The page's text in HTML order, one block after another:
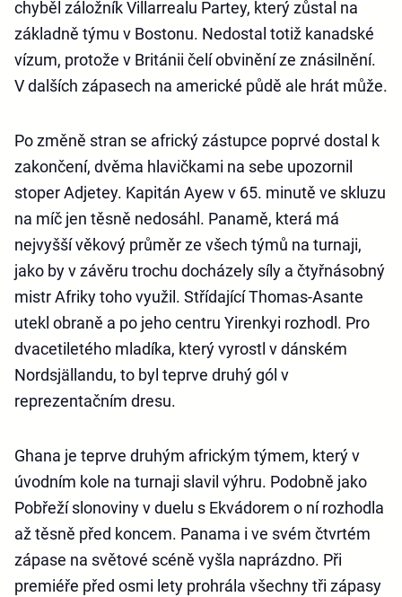
chyběl záložník Villarrealu Partey, který zůstal na
základně týmu v Bostonu. Nedostal totiž kanadské
vízum, protože v Británii čelí obvinění ze znásilnění.
V dalších zápasech na americké půdě ale hrát může.
Po změně stran se africký zástupce poprvé dostal k
zakončení, dvěma hlavičkami na sebe upozornil
stoper Adjetey. Kapitán Ayew v 65. minutě ve skluzu
na míč jen těsně nedosáhl. Panamě, která má
nejvyšší věkový průměr ze všech týmů na turnaji,
jako by v závěru trochu docházely síly a čtyřnásobný
mistr Afriky toho využil. Střídající Thomas-Asante
utekl obraně a po jeho centru Yirenkyi rozhodl. Pro
dvacetiletého mladíka, který vyrostl v dánském
Nordsjällandu, to byl teprve druhý gól v
reprezentačním dresu.
Ghana je teprve druhým africkým týmem, který v
úvodním kole na turnaji slavil výhru. Podobně jako
Pobřeží slonoviny v duelu s Ekvádorem o ní rozhodla
až těsně před koncem. Panama i ve svém čtvrtém
zápase na světové scéně vyšla naprázdno. Při
premiéře před osmi lety prohrála všechny tři zápasy